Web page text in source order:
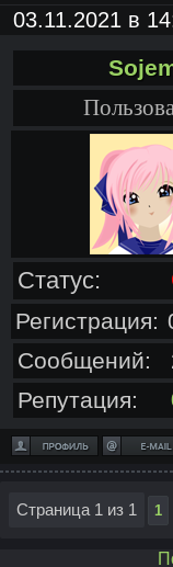
03.11.2021 в
Статус:
Регистрация:
Сообщений:
Репутация:
Страница 1 из 1 1